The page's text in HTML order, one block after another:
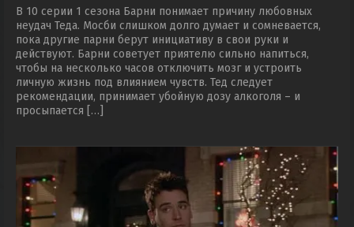
В 10 серии 1 сезона Барни понимает причину любовных
неудач Теда. Мосби слишком долго думает и сомневается,
пока другие парни берут инициативу в свои руки и
действуют. Барни советует приятелю сильно напиться,
чтобы на несколько часов отключить мозг и устроить
личную жизнь под влиянием чувств. Тед следует
рекомендации, принимает убойную дозу алкоголя – и
просыпается […]